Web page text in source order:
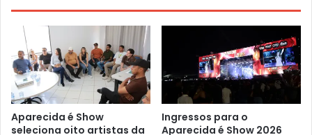
Aparecida é Show
seleciona oito artistas da
Ingressos para o
Aparecida é Show 2026